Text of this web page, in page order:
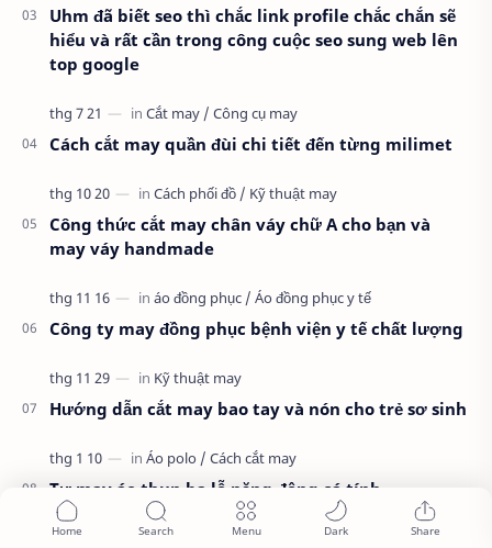
Uhm đã biết seo thì chắc link profile chắc chắn sẽ
hiểu và rất cần trong công cuộc seo sung web lên
top google
Cách cắt may quần đùi chi tiết đến từng milimet
Công thức cắt may chân váy chữ A cho bạn và
may váy handmade
Công ty may đồng phục bệnh viện y tế chất lượng
Hướng dẫn cắt may bao tay và nón cho trẻ sơ sinh
Tự may áo thun ba lỗ năng động cá tính